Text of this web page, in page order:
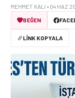
MEHMET KALI • 04 HAZ
BEĞEN
LINK KOPYALA